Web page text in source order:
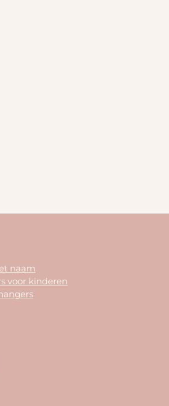
naam
voor kinderen